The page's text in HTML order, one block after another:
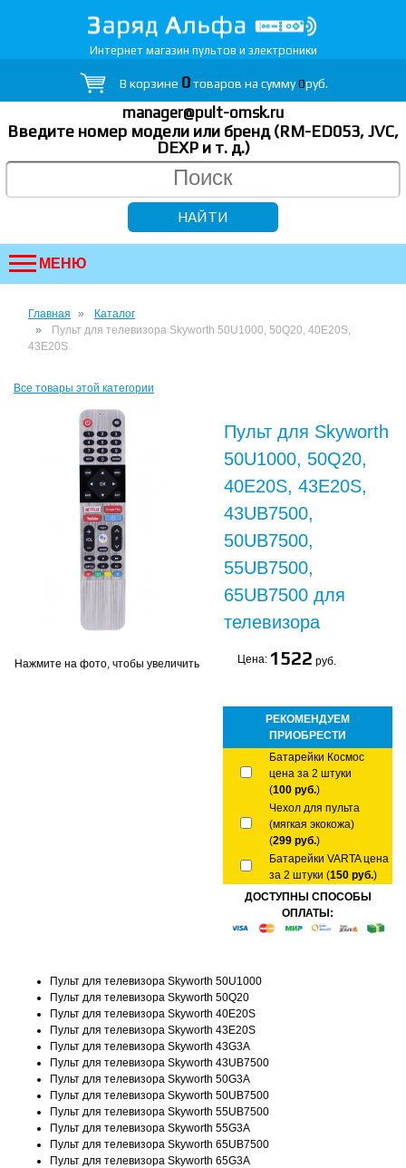
Интернет магазин пультов и электроники
В корзине 0товаров на сумму0руб.
manager@pult-omsk.ru
Введите номер модели или бренд (RM-ED053, JVC,
DEXP и т. д.)
МЕНЮ
Главная
Каталог
Пульт для телевизора Skyworth 50U1000, 50Q20, 40E20S,
43E20S
Все товары этой категории
Нажмите на фото, чтобы увеличить
Пульт для Skyworth
50U1000, 50Q20,
40E20S, 43E20S,
43UB7500,
50UB7500,
55UB7500,
65UB7500 для
телевизора
Цена: 1522 руб.
РЕКОМЕНДУЕМ
ПРИОБРЕСТИ
Батарейки Космос
цена за 2 штуки
(100 руб.)
Чехол для пульта
(мягкая экокожа)
(299 руб.)
Батарейки VARTA цена
за 2 штуки (150 руб.)
ДОСТУПНЫ СПОСОБЫ
ОПЛАТЫ:
Пульт для телевизора Skyworth 50U1000
Пульт для телевизора Skyworth 50Q20
Пульт для телевизора Skyworth 40E20S
Пульт для телевизора Skyworth 43E20S
Пульт для телевизора Skyworth 43G3A
Пульт для телевизора Skyworth 43UB7500
Пульт для телевизора Skyworth 50G3A
Пульт для телевизора Skyworth 50UB7500
Пульт для телевизора Skyworth 55UB7500
Пульт для телевизора Skyworth 55G3A
Пульт для телевизора Skyworth 65UB7500
Пульт для телевизора Skyworth 65G3A